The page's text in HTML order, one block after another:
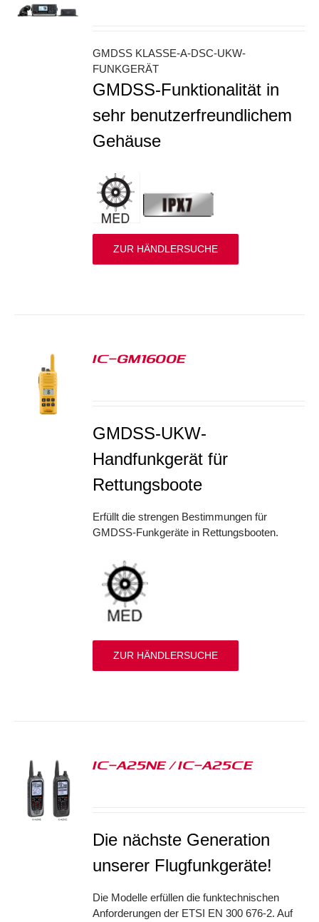
GMDSS KLASSE-A-DSC-UKW-
FUNKGERÄT
GMDSS-Funktionalität in
sehr benutzerfreundlichem
Gehäuse
ZUR HÄNDLERSUCHE
IC-GM1600E
GMDSS-UKW-
Handfunkgerät für
Rettungsboote
Erfüllt die strengen Bestimmungen für
GMDSS-Funkgeräte in Rettungsbooten.
ZUR HÄNDLERSUCHE
IC-A25NE / IC-A25CE
Die nächste Generation
unserer Flugfunkgeräte!
Die Modelle erfüllen die funktechnischen
Anforderungen der ETSI EN 300 676-2. Auf